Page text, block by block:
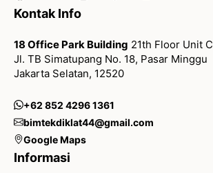
Kontak Info
18 Office Park Building 21th Floor Unit C
Jl. TB Simatupang No. 18, Pasar Minggu
Jakarta Selatan, 12520
+62 852 4296 1361
bimtekdiklat44@gmail.com
Google Maps
Informasi